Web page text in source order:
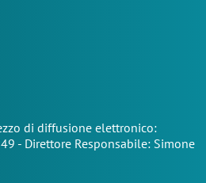
di diffusione elettronico:
- Direttore Responsabile: Simone